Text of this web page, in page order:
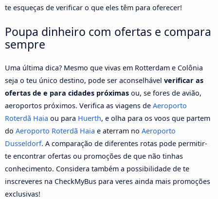
te esqueças de verificar o que eles têm para oferecer!
Poupa dinheiro com ofertas e compara
sempre
Uma última dica? Mesmo que vivas em Rotterdam e Colônia
seja o teu único destino, pode ser aconselhável verificar as
ofertas de e para cidades próximas ou, se fores de avião,
aeroportos próximos. Verifica as viagens de Aeroporto
Roterdã Haia ou para Huerth, e olha para os voos que partem
do Aeroporto Roterdã Haia e aterram no Aeroporto
Dusseldorf. A comparação de diferentes rotas pode permitir-
te encontrar ofertas ou promoções de que não tinhas
conhecimento. Considera também a possibilidade de te
inscreveres na CheckMyBus para veres ainda mais promoções
exclusivas!